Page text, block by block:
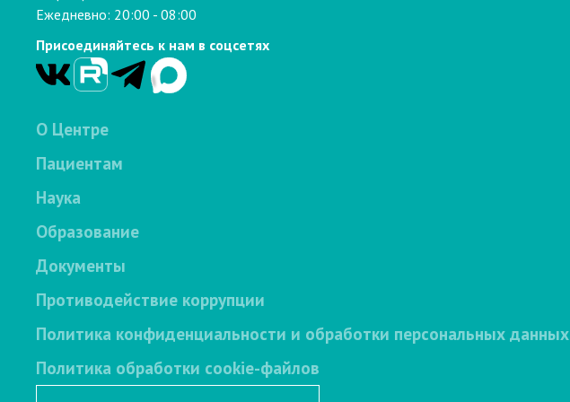
Ежедневно: 20:00 - 08:00
Присоединяйтесь к нам в соцсетях
О Центре
Пациентам
Наука
Образование
Документы
Противодействие коррупции
Политика конфиденциальности и обработки персональных данных
Политика обработки cookie-файлов